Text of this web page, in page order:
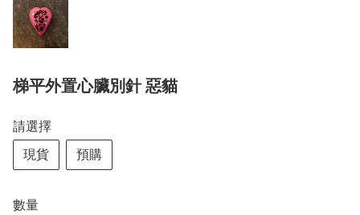
梯平外置心臟別針 惡貓
請選擇
現貨
預購
數量